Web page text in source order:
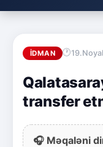
İDMAN
transfer
🎧 Məqaləni